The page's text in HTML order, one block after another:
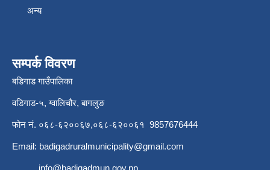
अन्य
सम्पर्क विवरण
बडिगाड गाउँपालिका
वडिगाड-५, ग्वालिचौर, बागलुङ
फोन नं. ०६८-६२००६७,०६८-६२००६१ 9857676444
Email: badigadruralmunicipality@gmail.com
info@badigadmun.gov.np